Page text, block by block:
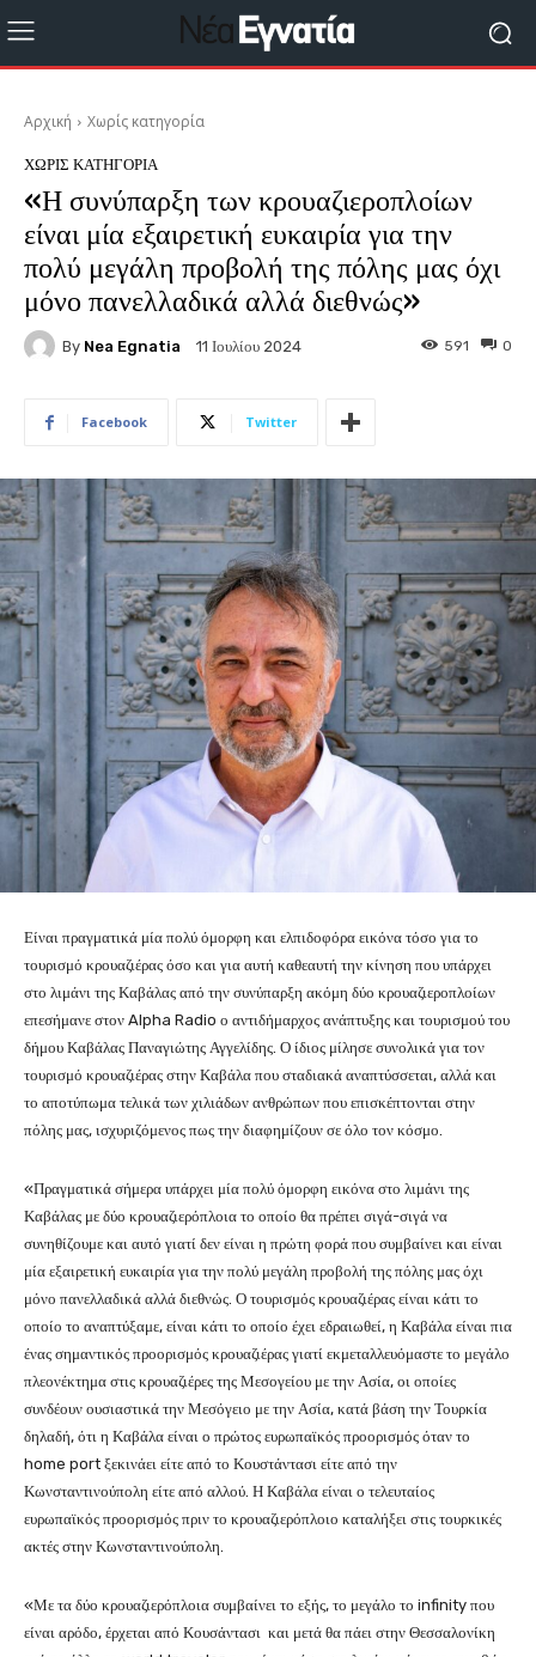
Αρχική Χωρίς κατηγορία
ΧΩΡΊΣ ΚΑΤΗΓΟΡΊΑ
«Η συνύπαρξη των κρουαζιεροπλοίων
είναι μία εξαιρετική ευκαιρία για την
πολύ μεγάλη προβολή της πόλης μας όχι
μόνο πανελλαδικά αλλά διεθνώς»
By Nea Egnatia 11 Ιουλίου 2024 0
591
Facebook Twitter
Είναι πραγματικά μία πολύ όμορφη και ελπιδοφόρα εικόνα τόσο για το
τουρισμό κρουαζιέρας όσο και για αυτή καθεαυτή την κίνηση που υπάρχει
στο λιμάνι της Καβάλας από την συνύπαρξη ακόμη δύο κρουαζιεροπλοίων
επεσήμανε στον Alpha Radio ο αντιδήμαρχος ανάπτυξης και τουρισμού του
δήμου Καβάλας Παναγιώτης Αγγελίδης. Ο ίδιος μίλησε συνολικά για τον
τουρισμό κρουαζιέρας στην Καβάλα που σταδιακά αναπτύσσεται, αλλά και
το αποτύπωμα τελικά των χιλιάδων ανθρώπων που επισκέπτονται στην
πόλης μας, ισχυριζόμενος πως την διαφημίζουν σε όλο τον κόσμο.
«Πραγματικά σήμερα υπάρχει μία πολύ όμορφη εικόνα στο λιμάνι της
Καβάλας με δύο κρουαζιερόπλοια το οποίο θα πρέπει σιγά-σιγά να
συνηθίζουμε και αυτό γιατί δεν είναι η πρώτη φορά που συμβαίνει και είναι
μία εξαιρετική ευκαιρία για την πολύ μεγάλη προβολή της πόλης μας όχι
μόνο πανελλαδικά αλλά διεθνώς. Ο τουρισμός κρουαζιέρας είναι κάτι το
οποίο το αναπτύξαμε, είναι κάτι το οποίο έχει εδραιωθεί, η Καβάλα είναι πια
ένας σημαντικός προορισμός κρουαζιέρας γιατί εκμεταλλευόμαστε το μεγάλο
πλεονέκτημα στις κρουαζιέρες της Μεσογείου με την Ασία, οι οποίες
συνδέουν ουσιαστικά την Μεσόγειο με την Ασία, κατά βάση την Τουρκία
δηλαδή, ότι η Καβάλα είναι ο πρώτος ευρωπαϊκός προορισμός όταν το
home port ξεκινάει είτε από το Κουστάντασι είτε από την
Κωνσταντινούπολη είτε από αλλού. Η Καβάλα είναι ο τελευταίος
ευρωπαϊκός προορισμός πριν το κρουαζιερόπλοιο καταλήξει στις τουρκικές
ακτές στην Κωνσταντινούπολη.
«Με τα δύο κρουαζιερόπλοια συμβαίνει το εξής, το μεγάλο το infinity που
είναι αρόδο, έρχεται από Κουσάντασι και μετά θα πάει στην Θεσσαλονίκη